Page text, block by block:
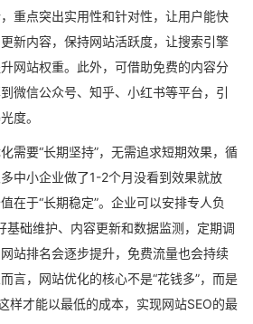
重点突出实用性和针对性，让用户能快
新内容，保持网站活跃度，让搜索引擎
网站权重。此外，可借助免费的内容分
微信公众号、知乎、小红书等平台，引
度。
需要“长期坚持”，无需追求短期效果，循
中小企业做了1-2个月没看到效果就放
在于“长期稳定”。企业可以安排专人负
基础维护、内容更新和数据监测，定期调
站排名会逐步提升，免费流量也会持续
言，网站优化的核心不是“花钱多”，而是
样才能以最低的成本，实现网站SEO的最